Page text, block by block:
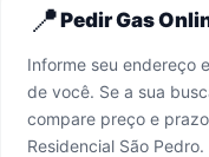
📍Pedir Gas
Informe seu endereço
de você. Se a sua
compare preço e
Residencial São Pedro.